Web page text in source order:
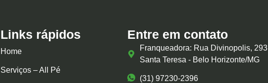
Links rápidos
Home
Serviços – All Pé
Entre em contato
Franqueadora: Rua Divinopolis, 293
Santa Teresa - Belo Horizonte/MG
(31) 97230-2396